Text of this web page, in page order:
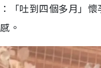
「吐到四個多月」
。